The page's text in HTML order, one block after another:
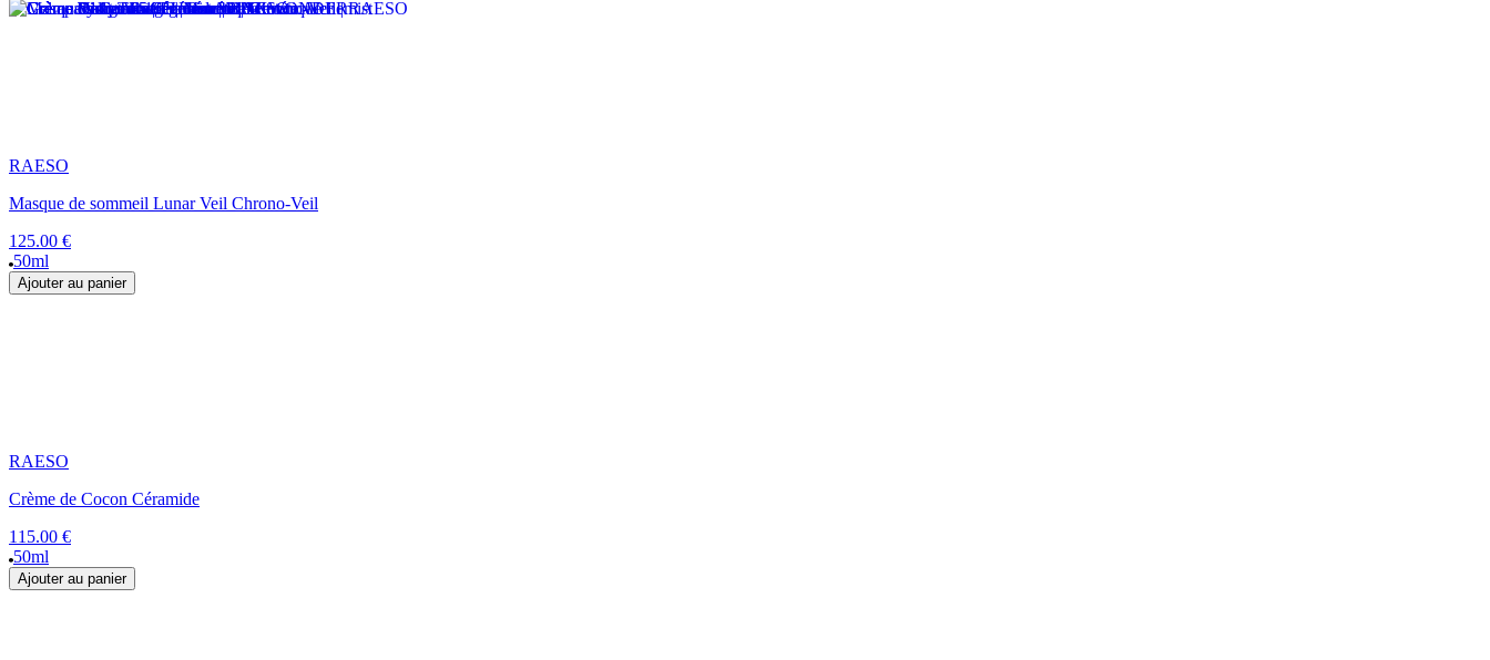
RAESO
Masque de sommeil Lunar Veil Chrono-Veil
125.00 €
50ml
Ajouter au panier
RAESO
Crème de Cocon Céramide
115.00 €
50ml
Ajouter au panier